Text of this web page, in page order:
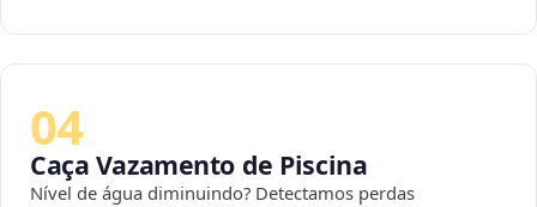
04
Caça Vazamento de Piscina
Nível de água diminuindo? Detectamos perdas